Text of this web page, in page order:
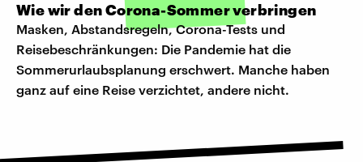
Wie wir den Corona-Sommer verbringen
Masken, Abstandsregeln, Corona-Tests und
Reisebeschränkungen: Die Pandemie hat die
Sommerurlaubsplanung erschwert. Manche haben
ganz auf eine Reise verzichtet, andere nicht.